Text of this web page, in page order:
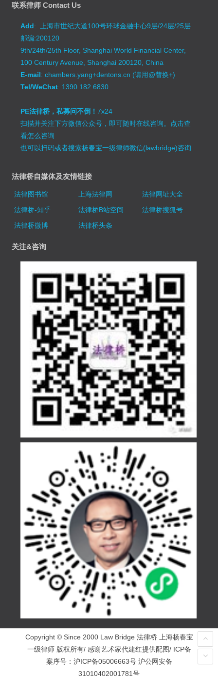
联系律师 Contact Us
Add: 上海市世纪大道100号环球金融中心9层/24层/25层
邮编:200120
9th/24th/25th Floor, Shanghai World Financial Center,
100 Century Avenue, Shanghai 200120, China
E-mail: chambers.yang+dentons.cn (请用@替换+)
Tel/WeChat: 1390 182 6830
PE法律桥，私募问不倒！7x24
扫描并关注下方微信公众号，即可随时在线咨询。 点击查
看怎么咨询
也可以扫码或者搜索杨春宝一级律师微信(lawbridge)咨询
法律桥自媒体及友情链接
法律图书馆 上海法律网
法律网址大全
法律桥-知乎
法律桥B站空间
法律桥搜狐号
法律桥微博
法律桥头条
关注&咨询
Copyright © Since 2000 Law Bridge 法律桥 上海杨春宝
一级律师 版权所有/ 感谢艺术家代建红提供配图/ ICP备
案序号： 沪ICP备05006663号 沪公网安备
31010402001781号